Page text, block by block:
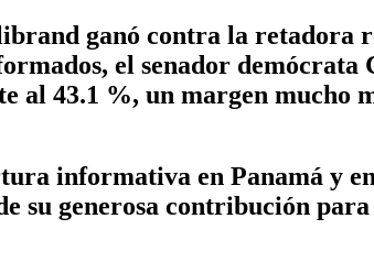
ganó contra la retadora
el senador demócrata
43.1 %, un margen mucho
informativa en Panamá y
su generosa contribución